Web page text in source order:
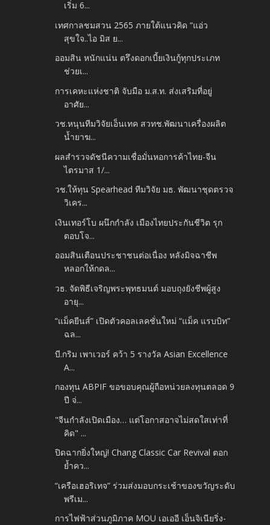
เริ่ม 6...
เทศกาลชมสวน 2565 ภายใต้แนวคิด “แอ่ว
สุขใจ..ไอ มิส ย...
ออมสิน หนักแน่น ตรึงดอกเบี้ยเงินกู้ทุกประเภท
ช่วยเ...
การเคหะแห่งชาติ จับมือ ม.ส.ท. ส่งเสริมที่อยู่
อาศัย...
วช.หนุนทีมวิจัยเอ็นเทค สวทช.พัฒนาเครื่องผลิต
น้ำยาฆ...
ผลสำรวจดัชนีความเชื่อมั่นหอการค้าไทย-จีน
ไตรมาส 1/...
วช.ให้ทุน Spearhead ทีมวิจัย มธ. พัฒนาชุดตรวจ
วิเคร...
เงินเทอร์โบ ผนึกกำลัง เมืองไทยประกันชีวิต รุก
ตอบโจ...
ออมสินเตือนประชาชนต่อเนื่อง หลังมิจฉาชีพ
หลอกให้กดล...
วธ. จัดพิธีเจริญพระพุทธมนต์ มอบถุงยังชีพผู้สูง
อายุ...
“แม็คยีนส์” เปิดตัวคอลเลคชั่นใหม่ “แม็ค แรบบิท”
ฉล...
บี.กริม เพาเวอร์ คว้า 5 รางวัล Asian Excellence
A...
กองทุน ABPIF ขอขอบคุณผู้ถือหน่วยลงทุนตลอด 9
ปี จ่...
"จีนกำลังเปิดเมือง… แต่โอกาสอาจไม่สดใสเท่าที่
คิด" ...
ปิดฉากยิ่งใหญ่! Chang Classic Car Revival ตอก
ย้ำคว...
“เครือเฮอริเทจ” ร่วมส่งมอบกระเช้าของขวัญระดับ
พรีเม...
การไฟฟ้าส่วนภูมิภาค MOU เอเออี เอ็นจิเนียริ่ง-